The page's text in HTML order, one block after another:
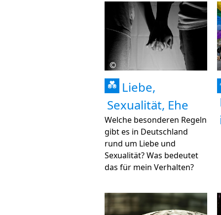
©
💑
Liebe,
Sexualität, Ehe
Welche besonderen Regeln
gibt es in Deutschland
rund um Liebe und
Sexualität? Was bedeutet
das für mein Verhalten?